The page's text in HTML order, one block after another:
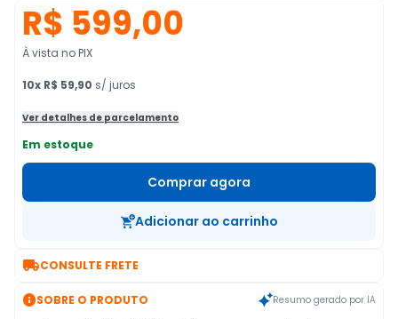
R$ 599,00
À vista no PIX
10x R$ 59,90 s/ juros
Ver detalhes de parcelamento
Em estoque
Comprar agora
Adicionar ao carrinho
CONSULTE FRETE
SOBRE O PRODUTO Resumo gerado por IA